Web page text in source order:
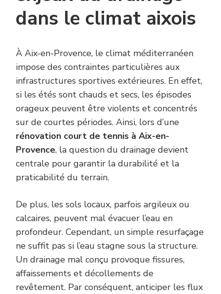
dans le climat aixois
À Aix-en-Provence, le climat méditerranéen
impose des contraintes particulières aux
infrastructures sportives extérieures. En effet,
si les étés sont chauds et secs, les épisodes
orageux peuvent être violents et concentrés
sur de courtes périodes. Ainsi, lors d’une
rénovation court de tennis à Aix-en-
Provence, la question du drainage devient
centrale pour garantir la durabilité et la
praticabilité du terrain.
De plus, les sols locaux, parfois argileux ou
calcaires, peuvent mal évacuer l’eau en
profondeur. Cependant, un simple resurfaçage
ne suffit pas si l’eau stagne sous la structure.
Un drainage mal conçu provoque fissures,
affaissements et décollements de
revêtement. Par conséquent, anticiper les flux